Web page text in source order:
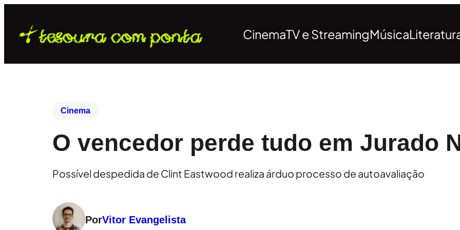
CinemaTV e StreamingMúsica
Cinema
O vencedor perde tudo em Jurado
Possível despedida de Clint Eastwood realiza árduo processo de autoavaliação
PorVitor Evangelista